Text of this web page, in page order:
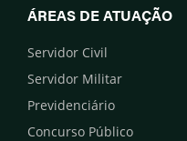
ÁREAS DE ATUAÇÃO
Servidor Civil
Servidor Militar
Previdenciário
Concurso Público